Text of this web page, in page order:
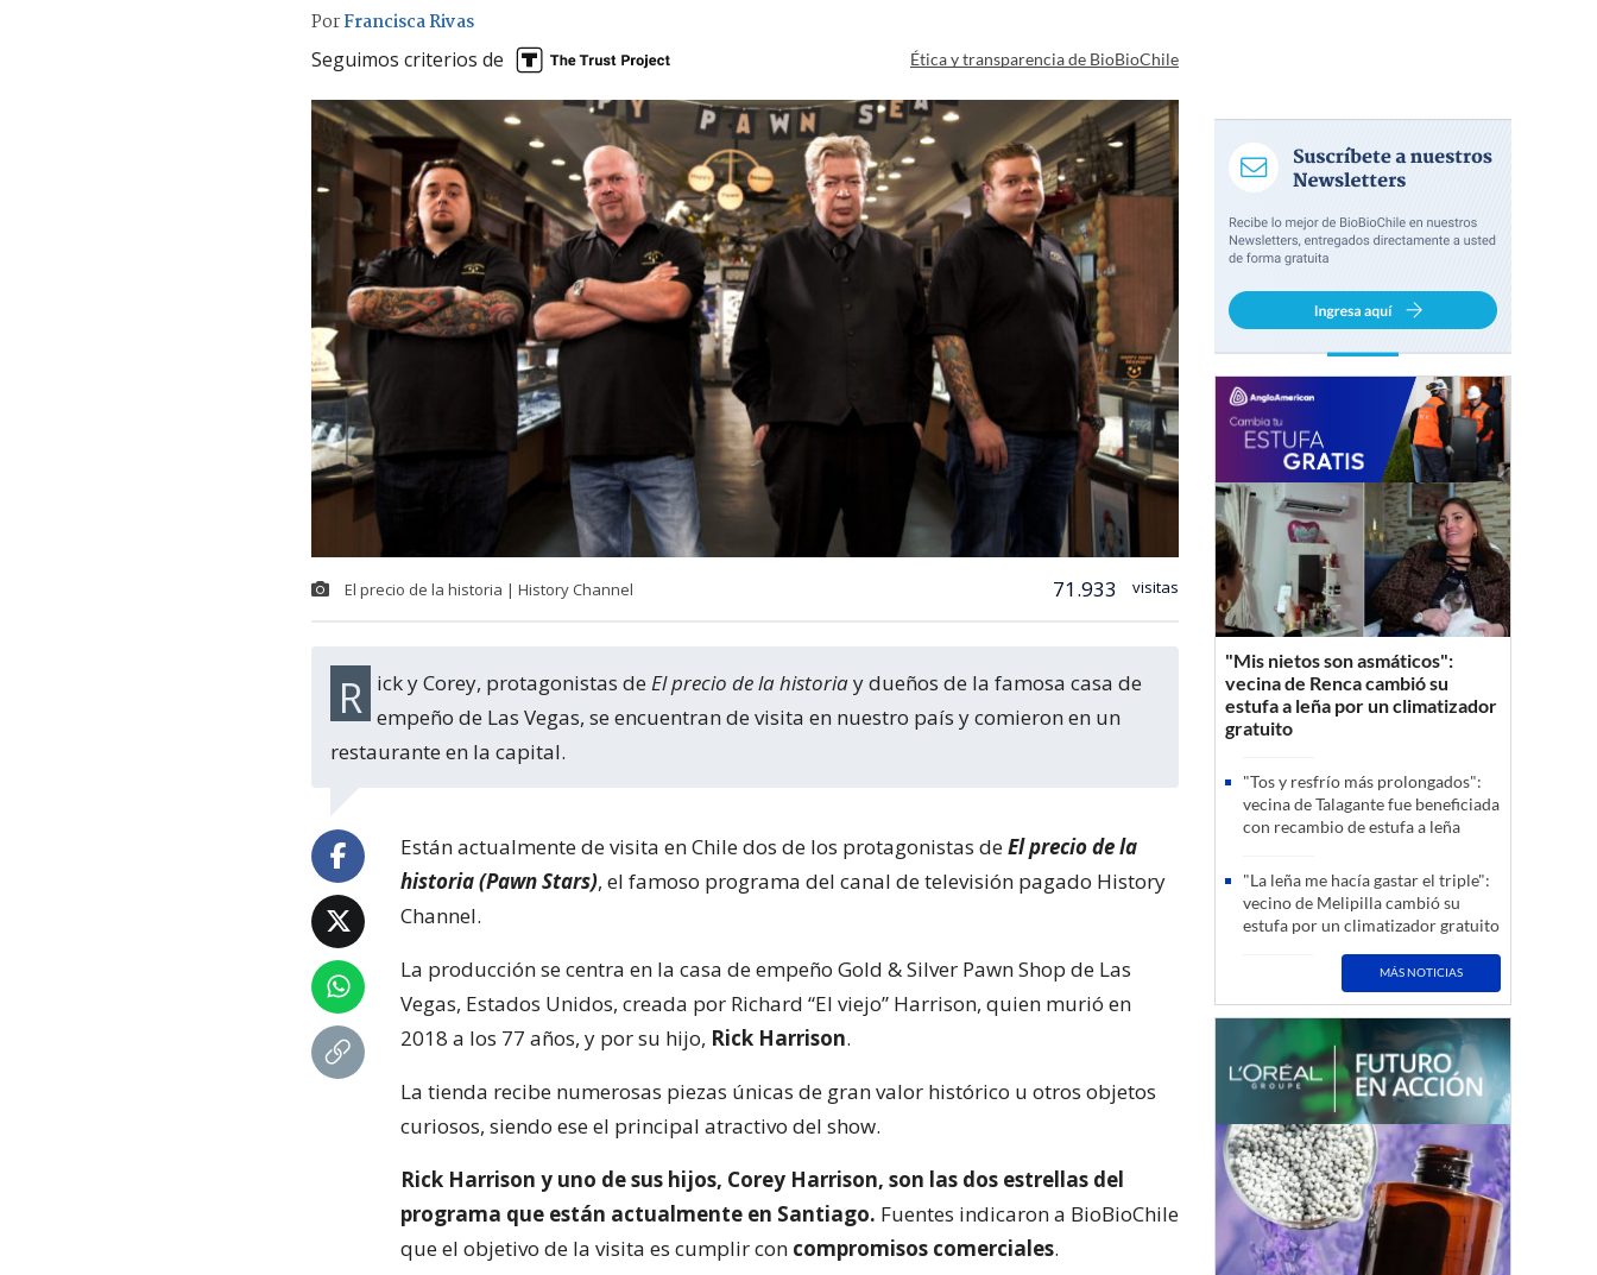
PorFrancisca Rivas
Seguimos criterios de Ética y transparencia de BioBioChile
El precio de la historia | History Channel 71.933 visitas
Rick y Corey, protagonistas de El precio de la historiay dueños de la famosa casa de
empeño de Las Vegas, se encuentran de visita en nuestro país y comieron en un
restaurante en la capital.
Están actualmente de visita en Chile dos de los protagonistas deEl precio de la
historia (Pawn Stars), el famoso programa del canal de televisión pagado History
Channel.
La producción se centra en la casa de empeño Gold & Silver Pawn Shop de Las
Vegas, Estados Unidos, creada por Richard “El viejo” Harrison, quien murió en
2018 a los 77 años, y por su hijo, Rick Harrison.
La tienda recibe numerosas piezas únicas de gran valor histórico u otros objetos
curiosos, siendo ese el principal atractivo del show.
Rick Harrison y uno de sus hijos, Corey Harrison, son las dos estrellas del
programa que están actualmente en Santiago. Fuentes indicaron a BioBioChile
que el objetivo de la visita es cumplir con compromisos comerciales.
"Mis nietos son asmáticos":
vecina de Renca cambió su
estufa a leña por un climatizador
gratuito
"Tos y resfrío más prolongados":
vecina de Talagante fue beneficiada
con recambio de estufa a leña
"La leña me hacía gastar el triple":
vecino de Melipilla cambió su
estufa por un climatizador gratuito
MÁS NOTICIAS